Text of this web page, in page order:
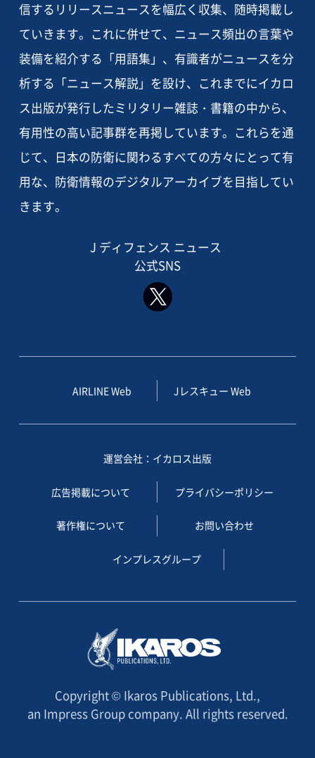
信するリリースニュースを幅広く収集、随時掲載し
ていきます。これに併せて、ニュース頻出の言葉や
装備を紹介する「用語集」、有識者がニュースを分
析する「ニュース解説」を設け、これまでにイカロ
ス出版が発行したミリタリー雑誌・書籍の中から、
有用性の高い記事群を再掲しています。これらを通
じて、日本の防衛に関わるすべての方々にとって有
用な、防衛情報のデジタルアーカイブを目指してい
きます。
J ディフェンス ニュース
公式SNS
AIRLINE Web Jレスキュー Web
運営会社：イカロス出版
広告掲載について プライバシーポリシー
著作権について お問い合わせ
インプレスグループ
Copyright © Ikaros Publications, Ltd.,
an Impress Group company. All rights reserved.